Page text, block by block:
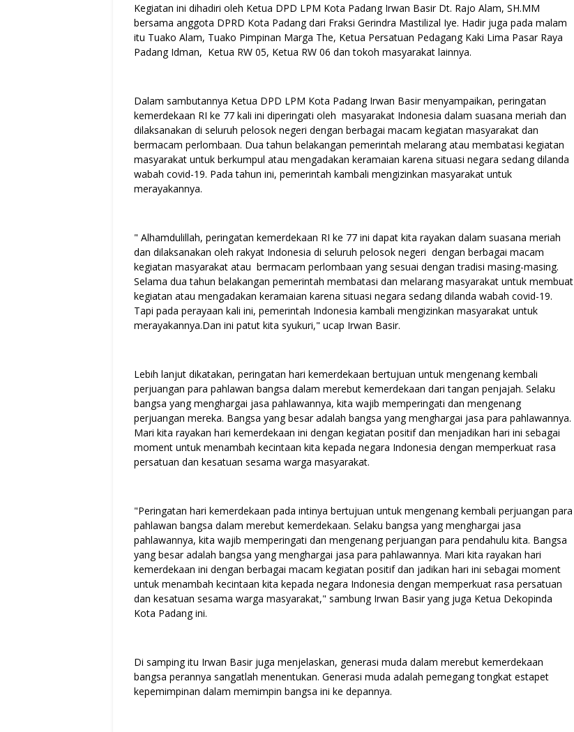
Kegiatan ini dihadiri oleh Ketua DPD LPM Kota Padang Irwan Basir Dt. Rajo Alam, SH.MM
bersama anggota DPRD Kota Padang dari Fraksi Gerindra Mastilizal Iye. Hadir juga pada malam
itu Tuako Alam, Tuako Pimpinan Marga The, Ketua Persatuan Pedagang Kaki Lima Pasar Raya
Padang Idman, Ketua RW 05, Ketua RW 06 dan tokoh masyarakat lainnya.
Dalam sambutannya Ketua DPD LPM Kota Padang Irwan Basir menyampaikan, peringatan
kemerdekaan RI ke 77 kali ini diperingati oleh masyarakat Indonesia dalam suasana meriah dan
dilaksanakan di seluruh pelosok negeri dengan berbagai macam kegiatan masyarakat dan
bermacam perlombaan. Dua tahun belakangan pemerintah melarang atau membatasi kegiatan
masyarakat untuk berkumpul atau mengadakan keramaian karena situasi negara sedang dilanda
wabah covid-19. Pada tahun ini, pemerintah kambali mengizinkan masyarakat untuk
merayakannya.
" Alhamdulillah, peringatan kemerdekaan RI ke 77 ini dapat kita rayakan dalam suasana meriah
dan dilaksanakan oleh rakyat Indonesia di seluruh pelosok negeri dengan berbagai macam
kegiatan masyarakat atau bermacam perlombaan yang sesuai dengan tradisi masing-masing.
Selama dua tahun belakangan pemerintah membatasi dan melarang masyarakat untuk membuat
kegiatan atau mengadakan keramaian karena situasi negara sedang dilanda wabah covid-19.
Tapi pada perayaan kali ini, pemerintah Indonesia kambali mengizinkan masyarakat untuk
merayakannya.Dan ini patut kita syukuri," ucap Irwan Basir.
Lebih lanjut dikatakan, peringatan hari kemerdekaan bertujuan untuk mengenang kembali
perjuangan para pahlawan bangsa dalam merebut kemerdekaan dari tangan penjajah. Selaku
bangsa yang menghargai jasa pahlawannya, kita wajib memperingati dan mengenang
perjuangan mereka. Bangsa yang besar adalah bangsa yang menghargai jasa para pahlawannya.
Mari kita rayakan hari kemerdekaan ini dengan kegiatan positif dan menjadikan hari ini sebagai
moment untuk menambah kecintaan kita kepada negara Indonesia dengan memperkuat rasa
persatuan dan kesatuan sesama warga masyarakat.
"Peringatan hari kemerdekaan pada intinya bertujuan untuk mengenang kembali perjuangan para
pahlawan bangsa dalam merebut kemerdekaan. Selaku bangsa yang menghargai jasa
pahlawannya, kita wajib memperingati dan mengenang perjuangan para pendahulu kita. Bangsa
yang besar adalah bangsa yang menghargai jasa para pahlawannya. Mari kita rayakan hari
kemerdekaan ini dengan berbagai macam kegiatan positif dan jadikan hari ini sebagai moment
untuk menambah kecintaan kita kepada negara Indonesia dengan memperkuat rasa persatuan
dan kesatuan sesama warga masyarakat," sambung Irwan Basir yang juga Ketua Dekopinda
Kota Padang ini.
Di samping itu Irwan Basir juga menjelaskan, generasi muda dalam merebut kemerdekaan
bangsa perannya sangatlah menentukan. Generasi muda adalah pemegang tongkat estapet
kepemimpinan dalam memimpin bangsa ini ke depannya.